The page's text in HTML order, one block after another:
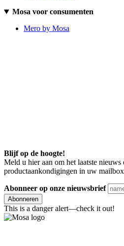
Mosa voor consumenten
Mero by Mosa
Blijf op de hoogte!
Meld u hier aan om het laatste nieuws
productaankondigingen in uw
Abonneer op onze nieuwsbrief
Abonneren
This is a danger alert—check it out!